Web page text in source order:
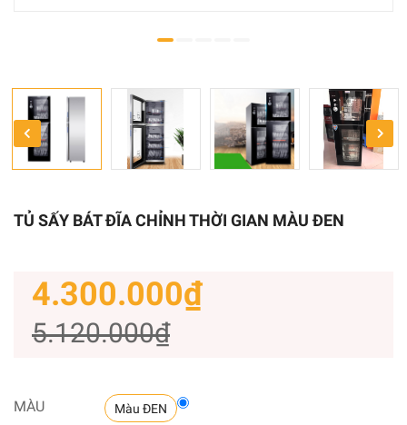
TỦ SẤY BÁT ĐĨA CHỈNH THỜI GIAN MÀU ĐEN
4.300.000₫
5.120.000₫
MÀU Màu ĐEN